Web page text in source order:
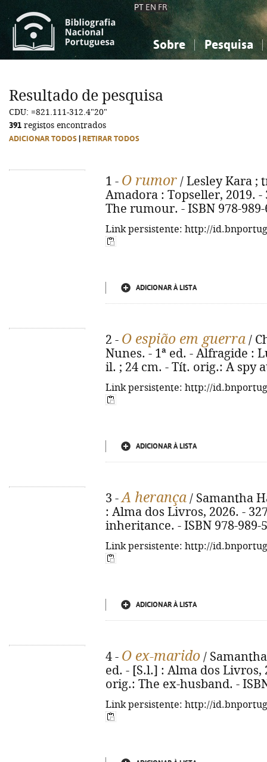
PT EN FR
Sobre Pesquisa
Ciências sociais...
Ciências sociais...
Resultado de pesquisa
CDU: =821.111-312.4"20"
391 registos encontrados
ADICIONAR TODOS RETIRAR TODOS
1 - O rumor / Lesley Kara ;
Amadora : Topseller, 2019.
The rumour. - ISBN 978-989-
Link persistente: http://
ADICIONAR À LISTA
2 - O espião em guerra /
Nunes. - 1ª ed. - Alfragide :
il. ; 24 cm. - Tít. orig.: A spy
Link persistente: http://
ADICIONAR À LISTA
3 -A herança / Samantha
: Alma dos Livros, 2026. -
inheritance. - ISBN 978-989-
Link persistente: http://
ADICIONAR À LISTA
4 - O ex-marido /
ed. - [S.l.] : Alma dos Livros,
orig.: The ex-husband. -
Link persistente: http://